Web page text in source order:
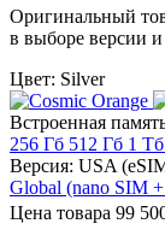
Оригинальный
в выборе версии
Цвет: Silver
Встроенная
256 Гб 512 Гб 1 Тб
Версия: USA
Global (nano SIM
Цена товара 99